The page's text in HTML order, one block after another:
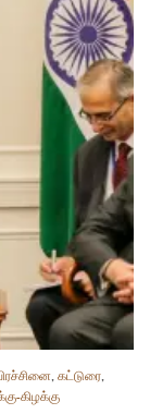
, கட்டுரை,
கிழக்கு